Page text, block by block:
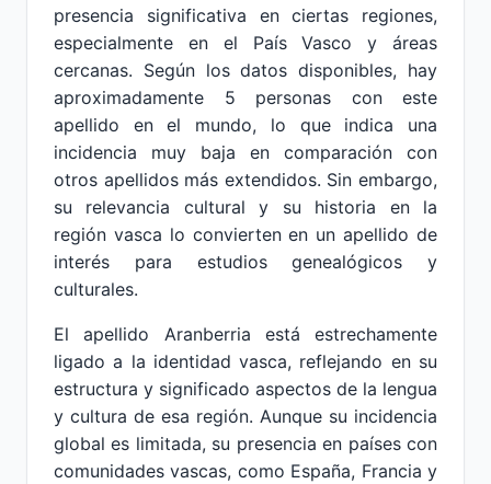
presencia significativa en ciertas regiones,
especialmente en el País Vasco y áreas
cercanas. Según los datos disponibles, hay
aproximadamente 5 personas con este
apellido en el mundo, lo que indica una
incidencia muy baja en comparación con
otros apellidos más extendidos. Sin embargo,
su relevancia cultural y su historia en la
región vasca lo convierten en un apellido de
interés para estudios genealógicos y
culturales.
El apellido Aranberria está estrechamente
ligado a la identidad vasca, reflejando en su
estructura y significado aspectos de la lengua
y cultura de esa región. Aunque su incidencia
global es limitada, su presencia en países con
comunidades vascas, como España, Francia y